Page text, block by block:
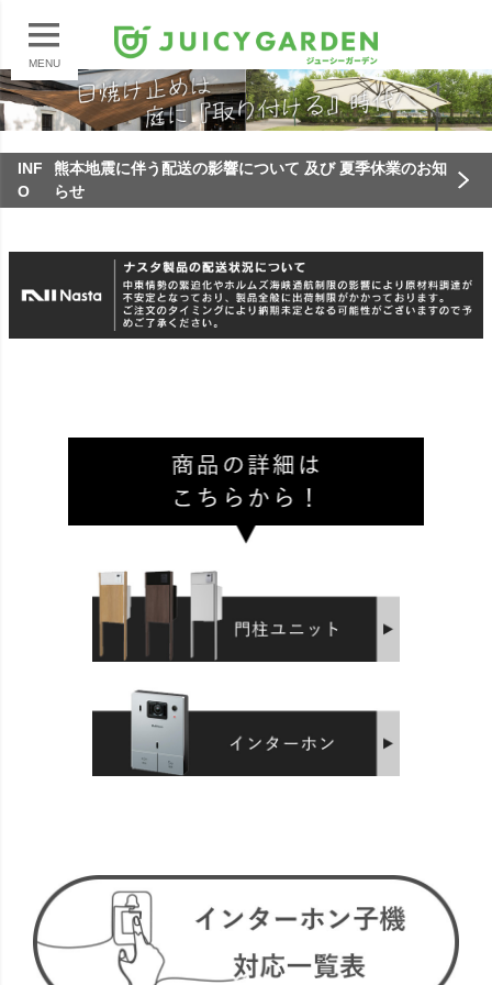
MENU
INF
O
熊本地震に伴う配送の影響について 及び 夏季休業のお知
らせ